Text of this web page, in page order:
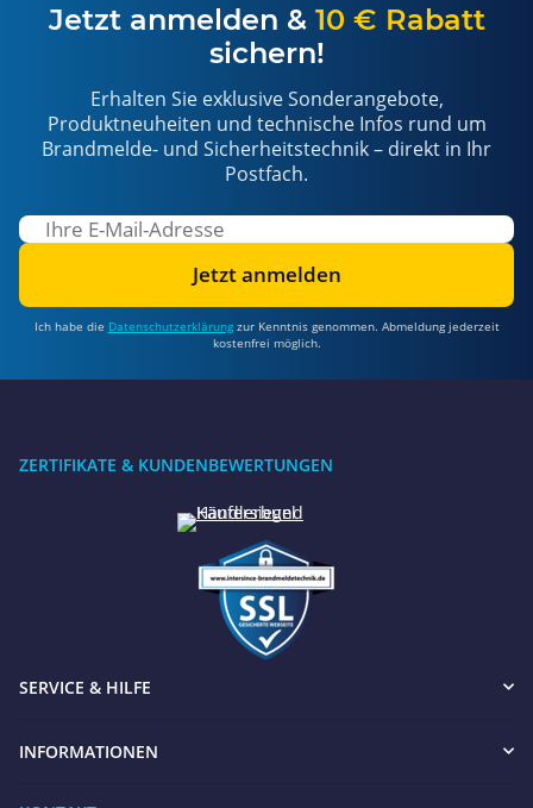
Jetzt anmelden & 10 € Rabatt
sichern!
Erhalten Sie exklusive Sonderangebote,
Produktneuheiten und technische Infos rund um
Brandmelde- und Sicherheitstechnik – direkt in Ihr
Postfach.
Jetzt anmelden
Ich habe die Datenschutzerklärungzur Kenntnis genommen. Abmeldung jederzeit
kostenfrei möglich.
ZERTIFIKATE & KUNDENBEWERTUNGEN
SERVICE & HILFE
INFORMATIONEN